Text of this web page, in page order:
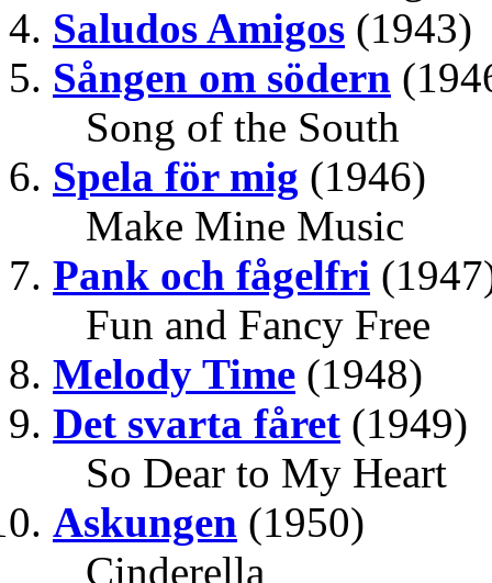
Saludos Amigos (1943)
Sången om södern
Song of the South
Spela för mig (1946)
Make Mine Music
Pank och fågelfri
Fun and Fancy Free
Melody Time (1948)
Det svarta fåret (1949)
So Dear to My Heart
Askungen (1950)
Cinderella